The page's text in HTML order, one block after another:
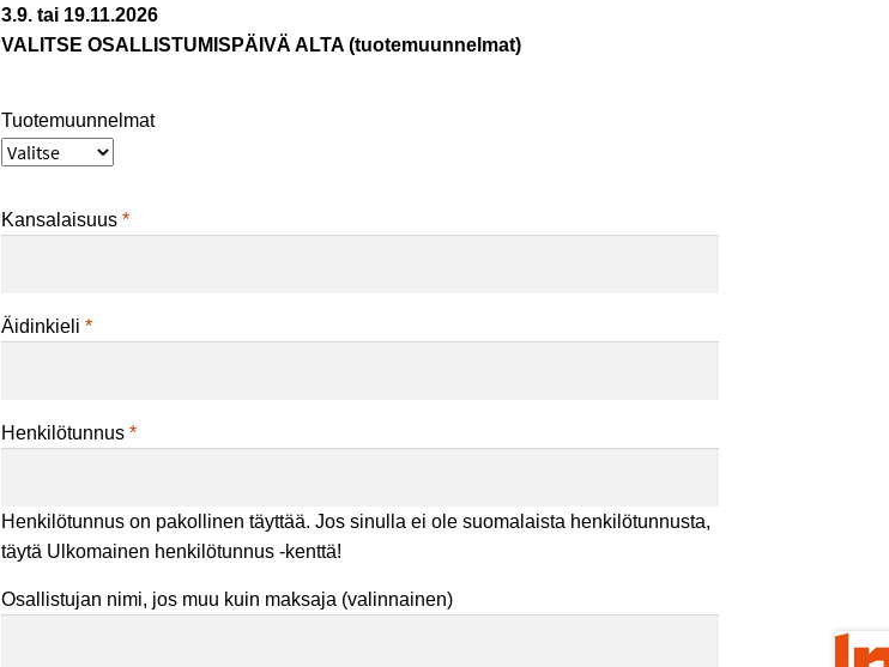
3.9. tai 19.11.2026
VALITSE OSALLISTUMISPÄIVÄ ALTA (tuotemuunnelmat)
Tuotemuunnelmat
Kansalaisuus *
Äidinkieli *
Henkilötunnus *
Henkilötunnus on pakollinen täyttää. Jos sinulla ei ole suomalaista henkilötunnusta,
täytä Ulkomainen henkilötunnus -kenttä!
Osallistujan nimi, jos muu kuin maksaja (valinnainen)